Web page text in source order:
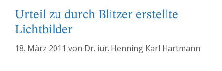
Urteil zu durch Blitzer erstellte
Lichtbilder
18. März 2011 von Dr. iur. Henning Karl Hartmann